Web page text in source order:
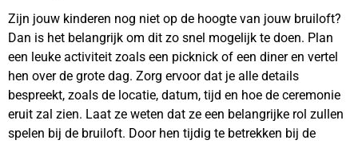
Zijn jouw kinderen nog niet op de hoogte van jouw bruiloft?
Dan is het belangrijk om dit zo snel mogelijk te doen. Plan
een leuke activiteit zoals een picknick of een diner en vertel
hen over de grote dag. Zorg ervoor dat je alle details
bespreekt, zoals de locatie, datum, tijd en hoe de ceremonie
eruit zal zien. Laat ze weten dat ze een belangrijke rol zullen
spelen bij de bruiloft. Door hen tijdig te betrekken bij de